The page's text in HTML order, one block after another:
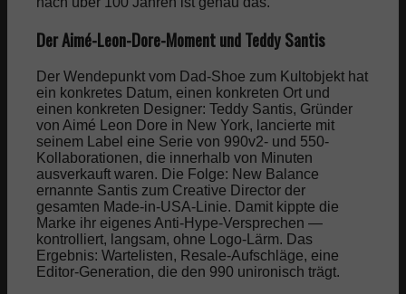
Der Aimé-Leon-Dore-Moment und Teddy Santis
Der Wendepunkt vom Dad-Shoe zum Kultobjekt hat
ein konkretes Datum, einen konkreten Ort und
einen konkreten Designer: Teddy Santis, Gründer
von Aimé Leon Dore in New York, lancierte mit
seinem Label eine Serie von 990v2- und 550-
Kollaborationen, die innerhalb von Minuten
ausverkauft waren. Die Folge: New Balance
ernannte Santis zum Creative Director der
gesamten Made-in-USA-Linie. Damit kippte die
Marke ihr eigenes Anti-Hype-Versprechen —
kontrolliert, langsam, ohne Logo-Lärm. Das
Ergebnis: Wartelisten, Resale-Aufschläge, eine
Editor-Generation, die den 990 unironisch trägt.